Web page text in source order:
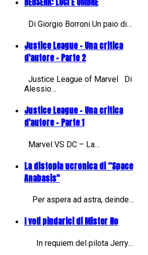
Di Giorgio Borroni Un paio di…
Justice League - Una critica
d'autore - Parte 2
Justice League of Marvel Di
Alessio…
Justice League - Una critica
d'autore - Parte 1
Marvel VS DC – La…
La distopia ucronica di “Space
Anabasis"
Per aspera ad astra, deinde…
I voli pindarici di Mister No
In requiem del pilota Jerry…